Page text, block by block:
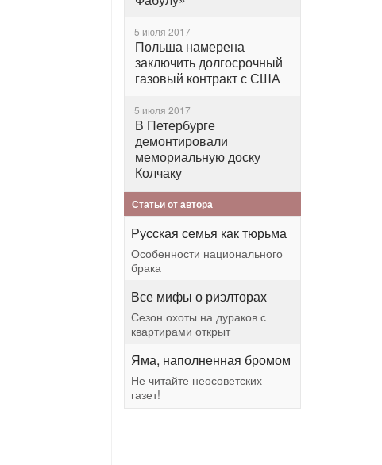
5 июля 2017
Польша намерена
заключить долгосрочный
газовый контракт с США
5 июля 2017
В Петербурге
демонтировали
мемориальную доску
Колчаку
Статьи от автора
Русская семья как тюрьма
Особенности национального
брака
Все мифы о риэлторах
Сезон охоты на дураков с
квартирами открыт
Яма, наполненная бромом
Не читайте неосоветских
газет!